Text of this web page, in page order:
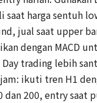
saat harga sentuh
jual saat upper
dengan MACD
Day trading lebih
ikuti tren H1
dan 200, entry saat